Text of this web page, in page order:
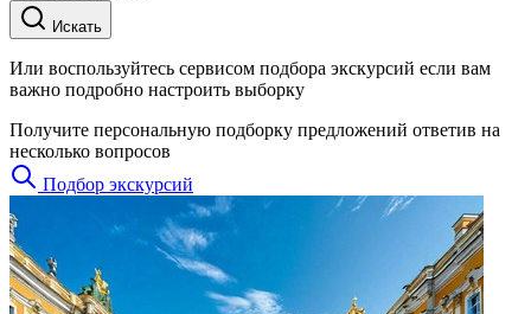
Искать
Или воспользуйтесь сервисом подбора экскурсий если вам
важно подробно настроить выборку
Получите персональную подборку предложений ответив на
несколько вопросов
Подбор экскурсий